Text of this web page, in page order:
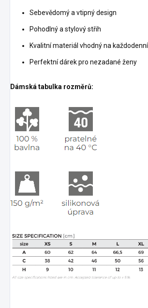
Sebevědomý a vtipný design
Pohodlný a stylový střih
Kvalitní materiál vhodný na
Perfektní dárek pro nezadané ženy
Dámská tabulka rozměrů: